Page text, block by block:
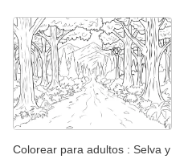
Colorear para adultos : Selva y